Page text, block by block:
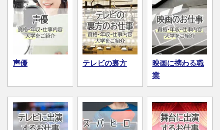
声優 テレビの裏方
映画に携わる職
業